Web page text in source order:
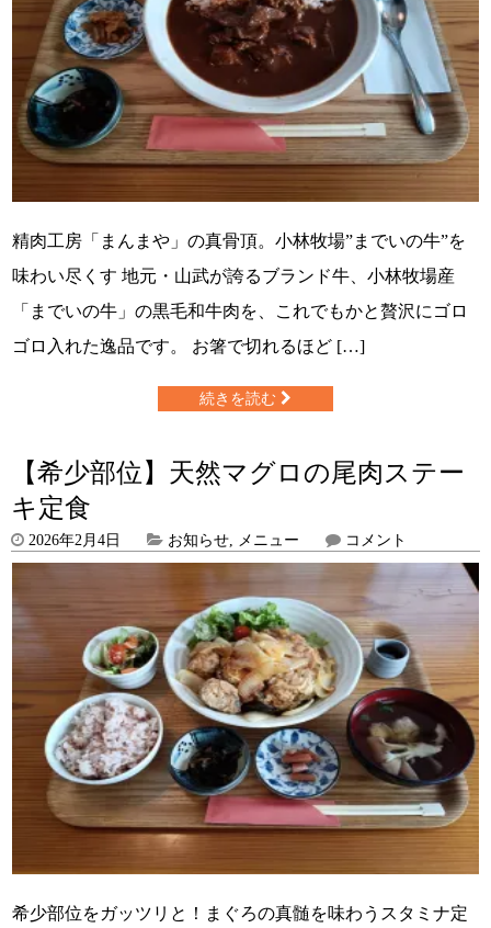
精肉工房「まんまや」の真骨頂。小林牧場”までいの牛”を
味わい尽くす 地元・山武が誇るブランド牛、小林牧場産
「までいの牛」の黒毛和牛肉を、これでもかと贅沢にゴロ
ゴロ入れた逸品です。 お箸で切れるほど […]
続きを読む
【希少部位】天然マグロの尾肉ステー
キ定食
2026年2月4日 お知らせ, メニュー コメント
希少部位をガッツリと！まぐろの真髄を味わうスタミナ定